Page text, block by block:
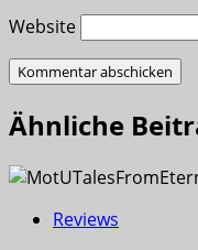
Website
Ähnliche
Reviews